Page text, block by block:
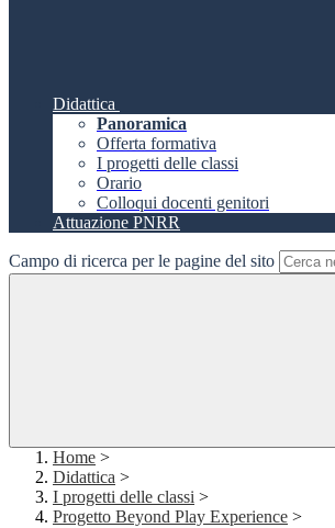
Didattica
Panoramica
Offerta formativa
I progetti delle classi
Orario
Colloqui docenti genitori
Attuazione PNRR
Campo di ricerca per le pagine del sito
Home >
Didattica >
I progetti delle classi >
Progetto Beyond Play Experience >